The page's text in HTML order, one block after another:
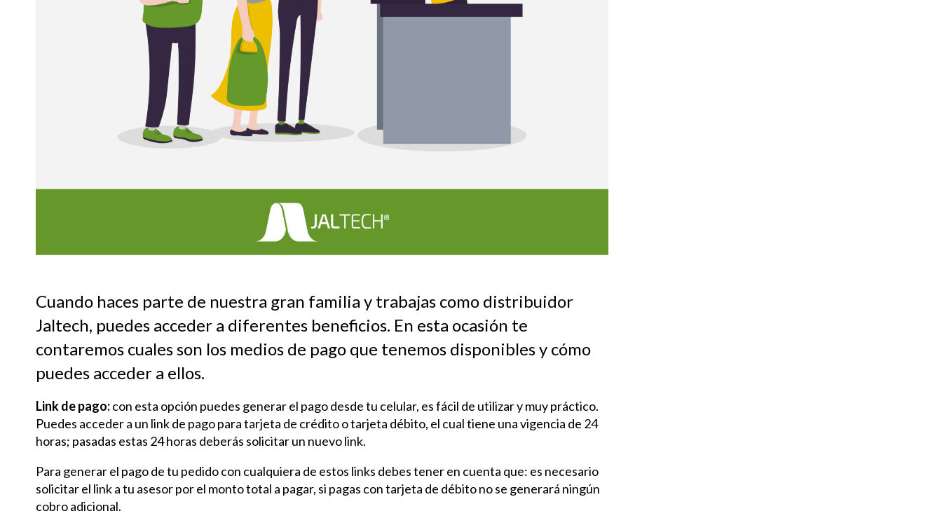
Cuando haces parte de nuestra gran familia y trabajas como distribuidor
Jaltech, puedes acceder a diferentes beneficios. En esta ocasión te
contaremos cuales son los medios de pago que tenemos disponibles y cómo
puedes acceder a ellos.
Link de pago:con esta opción puedes generar el pago desde tu celular, es fácil de utilizar y muy práctico.
Puedes acceder a un link de pago para tarjeta de crédito o tarjeta débito, el cual tiene una vigencia de 24
horas; pasadas estas 24 horas deberás solicitar un nuevo link.
Para generar el pago de tu pedido con cualquiera de estos links debes tener en cuenta que: es necesario
solicitar el link a tu asesor por el monto total a pagar, si pagas con tarjeta de débito no se generará ningún
cobro adicional.